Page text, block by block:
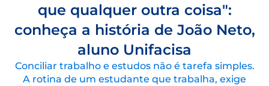
que qualquer outra coisa":
conheça a história de João Neto,
aluno Unifacisa
Conciliar trabalho e estudos não é tarefa simples.
A rotina de um estudante que trabalha, exige